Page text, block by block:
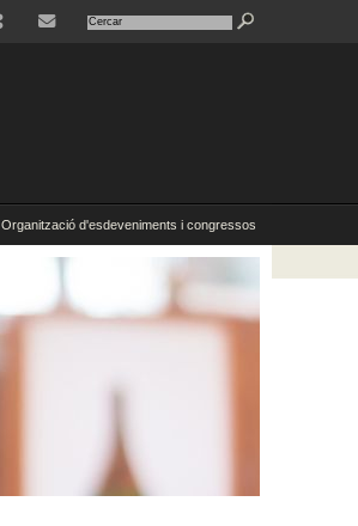
Organització d'esdeveniments i congressos